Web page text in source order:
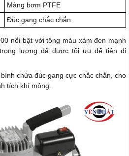
Màng bơm PTFE
Đúc gang chắc chắn
nổi bật với tông màu xám đen mạnh
lượng đã được tối ưu để tiện di
chứa đúc gang cực chắc chắn, cho
tích khí mỏng.